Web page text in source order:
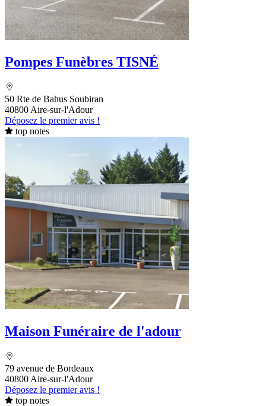
Pompes Funèbres TISNÉ
50 Rte de Bahus Soubiran
40800 Aire-sur-l'Adour
Déposez le premier avis !
top notes
Maison Funéraire de l'adour
79 avenue de Bordeaux
40800 Aire-sur-l'Adour
Déposez le premier avis !
top notes